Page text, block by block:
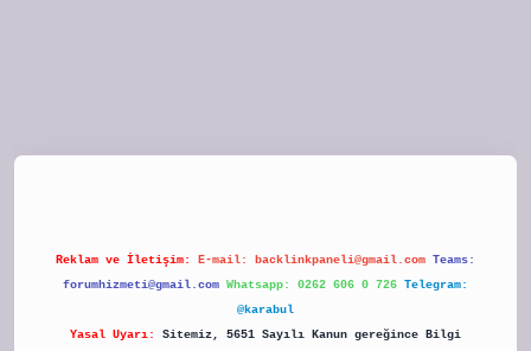
Reklam ve İletişim: E-mail: backlinkpaneli@gmail.com Teams:
forumhizmeti@gmail.com Whatsapp: 0262 606 0 726 Telegram:
@karabul
Yasal Uyarı:
Sitemiz, 5651 Sayılı Kanun gereğince Bilgi